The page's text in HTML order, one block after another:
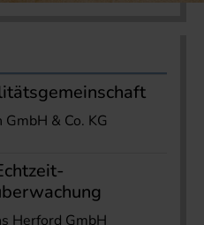
& Co. KG
Herford GmbH